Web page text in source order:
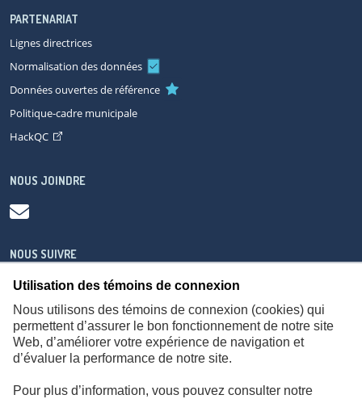
Utilisation des témoins de connexion
Nous utilisons des témoins de connexion (cookies) qui
permettent d’assurer le bon fonctionnement de notre site
Web, d’améliorer votre expérience de navigation et
d’évaluer la performance de notre site.
Pour plus d’information, vous pouvez consulter notre
PARTENARIAT
Lignes directrices
Normalisation des données
Données ouvertes de référence
Politique-cadre municipale
HackQC
NOUS JOINDRE
NOUS SUIVRE
À propos Accessibilité Plan du site
Consignes de sécurité